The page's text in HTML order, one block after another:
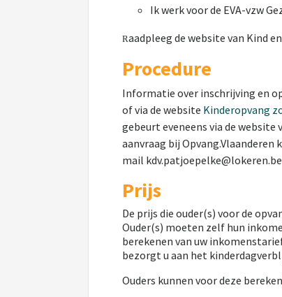
Ik werk voor de EVA-vzw
Raadpleeg de website van Kind
Procedure
Informatie over inschrijving en
of via de website Kinderopvang
gebeurt eveneens via de
aanvraag bij Opvang.Vlaanderen
mail
Prijs
De prijs die ouder(s) voor de
Ouder(s) moeten zelf hun
berekenen van uw
bezorgt u aan het
Ouders kunnen voor deze